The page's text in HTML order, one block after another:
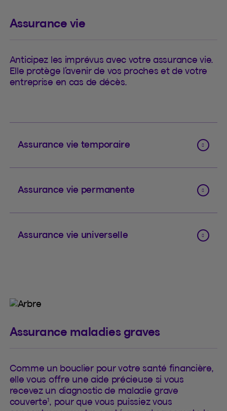
Assurance vie
Anticipez les imprévus avec votre assurance vie.
Elle protège l’avenir de vos proches et de votre
entreprise en cas de décès.
Assurance vie temporaire
Assurance vie permanente
Assurance vie universelle
Assurance maladies graves
Comme un bouclier pour votre santé financière,
elle vous offre une aide précieuse si vous
recevez un diagnostic de maladie grave
couverte1, pour que vous puissiez vous